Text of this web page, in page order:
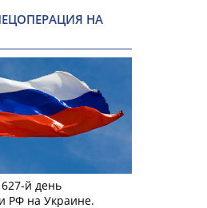
НА
й день
РФ на Украине.